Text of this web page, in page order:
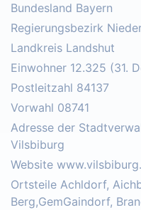
Bundesland Bayern
Regierungsbezirk
Landkreis Landshut
Einwohner 12.325 (31.
Postleitzahl 84137
Vorwahl 08741
Adresse der
Vilsbiburg
Website
Ortsteile Achldorf,
Berg,GemGaindorf,